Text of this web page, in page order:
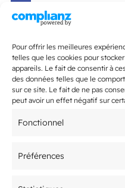
Pour offrir les meilleures
telles que les cookies pour
appareils. Le fait de consentir à
des données telles que le
sur ce site. Le fait de ne pas
peut avoir un effet négatif sur
Fonctionnel
Préférences